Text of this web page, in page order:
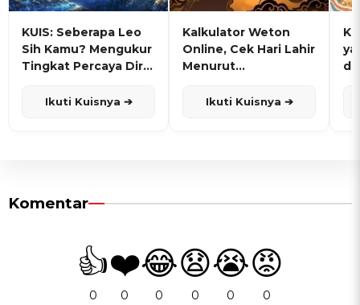
KUIS: Seberapa Leo
Sih Kamu? Mengukur
Tingkat Percaya Diri
Ikuti Kuisnya ➔
Kalkulator Weton
Online, Cek Hari Lahir
Menurut
Ikuti Kuisnya ➔
Komentar
👍
0
❤️
0
😂
0
😧
0
😭
0
😡
0